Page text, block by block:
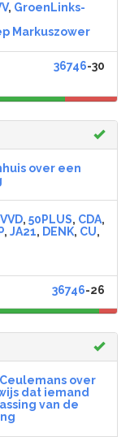
, GroenLinks-
Markuszower
36746-30
over een
VVD, 50PLUS, CDA,
, JA21, DENK, CU,
36746-26
over
dat iemand
van de